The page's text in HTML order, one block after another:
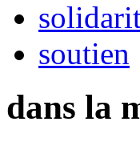
soutien
dans la